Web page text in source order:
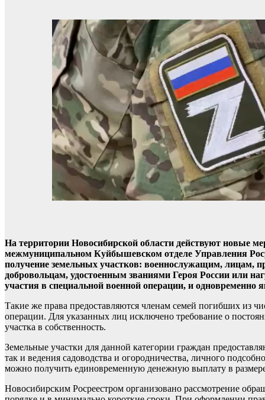
На территории Новосибирской области действуют новые
межмуниципальном Куйбышевском отделе Управления
получение земельных участков: военнослужащим, лицам,
добровольцам, удостоенным званиями Героя России или
участия в специальной военной операции, и
Такие же права предоставляются членам семей погибших из
операции. Для указанных лиц исключено требование о
участка в собственность.
Земельные участки для данной категории граждан
так и ведения садоводства и огородничества, личного
можно получить единовременную денежную выплату в
Новосибирским Росреестром организовано рассмотрение